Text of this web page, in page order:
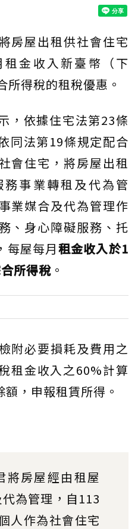
房屋出租供社會住宅
金收入新臺幣（下
得稅的租稅優惠。
，依據住宅法第23條
同法第19條規定配合
會住宅，將房屋出租
事業轉租及代為管
業媒合及代為管理作
、身心障礙服務、托
每屋每月租金收入於1
所得稅 。
附必要損耗及費用之
租金收入之60%計算
，申報租賃所得。
將房屋經由租屋
為管理，自113
人作為社會住宅